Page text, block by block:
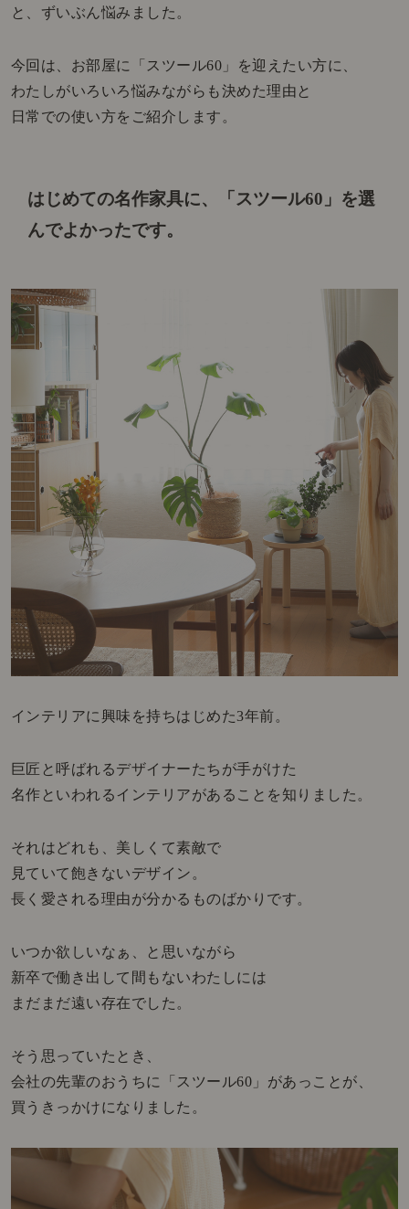
と、ずいぶん悩みました。
今回は、お部屋に「スツール60」を迎えたい方に、
わたしがいろいろ悩みながらも決めた理由と
日常での使い方をご紹介します。
はじめての名作家具に、「スツール60」を選
んでよかったです。
インテリアに興味を持ちはじめた3年前。
巨匠と呼ばれるデザイナーたちが手がけた
名作といわれるインテリアがあることを知りました。
それはどれも、美しくて素敵で
見ていて飽きないデザイン。
長く愛される理由が分かるものばかりです。
いつか欲しいなぁ、と思いながら
新卒で働き出して間もないわたしには
まだまだ遠い存在でした。
そう思っていたとき、
会社の先輩のおうちに「スツール60」があっことが、
買うきっかけになりました。